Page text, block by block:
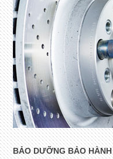
BẢO DƯỠNG BẢO HÀNH